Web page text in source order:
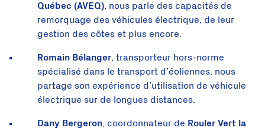
Québec (AVEQ), nous parle des capacités de
remorquage des véhicules électrique, de leur
gestion des côtes et plus encore.
Romain Bélanger, transporteur hors-norme
spécialisé dans le transport d’éoliennes, nous
partage son expérience d’utilisation de véhicule
électrique sur de longues distances.
Dany Bergeron, coordonnateur de Rouler Vert la